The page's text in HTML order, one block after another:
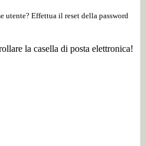
utente? Effettua il reset della password
la casella di posta elettronica!